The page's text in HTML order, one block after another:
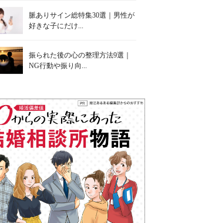
脈ありサイン総特集30選｜男性が
好きな子にだけ...
振られた後の心の整理方法9選｜
NG行動や振り向...